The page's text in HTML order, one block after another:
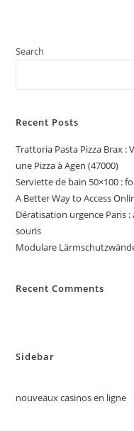
Search
Recent Posts
Trattoria Pasta Pizza Brax
une Pizza à Agen (47000)
Serviette de bain 50×100 :
A Better Way to Access
Dératisation urgence Paris
souris
Modulare
Recent Comments
Sidebar
nouveaux casinos en ligne